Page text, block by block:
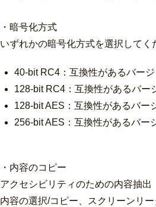
・暗号化方式
いずれかの暗号化方式を選択してく
40-bit RC4：互換性があるバー
128-bit RC4：互換性があるバー
128-bit AES：互換性があるバー
256-bit AES：互換性があるバー
・内容のコピー
アクセシビリティのための内容抽出
内容の選択/コピー、スクリーンリ